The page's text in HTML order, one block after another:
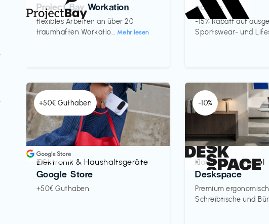
Project Bay Workation
flexibles Arbeiten an über 20
traumhaften Workatio... Mehr lesen
adidas
-15% Rabatt auf
Sportswear- und
+50€ Guthaben
Elektronik & Haushaltsgeräte
Google Store
+50€ Guthaben
€€‎
-10%
Homeoffice Möbel
Deskspace
Premium
Schreibtische und
€‎